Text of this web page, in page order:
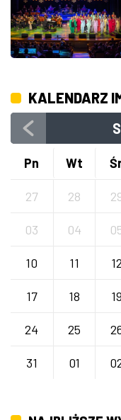
KALENDARZ
Pn Wt
27 28
03 04
10 11 12
17 18 19
24 25
31 01